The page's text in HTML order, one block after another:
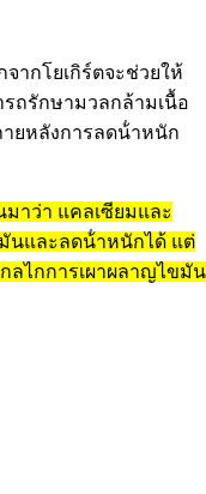
ากโยเกิร์ตจะช่วยให้
รถรักษามวลกล้ามเนื้อ
ยหลังการลดน้ําหนัก
าว่า แคลเซียมและ
นและลดน้ําหนักได้ แต่
ลไกการเผาผลาญไขมัน